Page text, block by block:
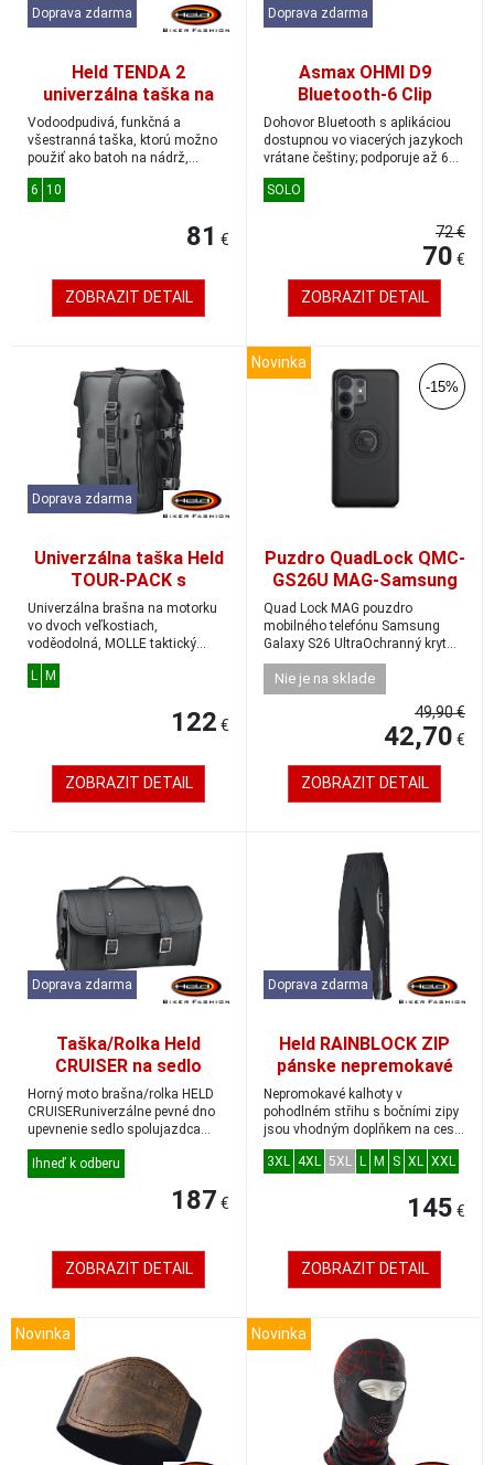
Doprava zdarma
Held TENDA 2
univerzálna taška na
nádrž/zadná taška s
popruhmi (10 l)
Vodoodpudivá, funkčná a
všestranná taška, ktorú možno
použiť ako batoh na nádrž,
zadnú sedlovú tašku...
6 10
81 €
ZOBRAZIT DETAIL
Doprava zdarma
Asmax OHMI D9
Bluetooth-6 Clip
motorkársky interkom
Dohovor Bluetooth s aplikáciou
dostupnou vo viacerých jazykoch
vrátane češtiny; podporuje až 6
použí...
SOLO
72 €
70 €
ZOBRAZIT DETAIL
Doprava zdarma
Univerzálna taška Held
TOUR-PACK s
taktickým upevňovacím
systémom MOLLE
veľkosť M (6-15 l)
Univerzálna brašna na motorku
vo dvoch veľkostiach,
voděodolná, MOLLE taktický
systém pre uchycení: ...
L
M
122 €
ZOBRAZIT DETAIL
Novinka
-15%
Puzdro QuadLock QMC-
GS26U MAG-Samsung
Galaxy S26 Ultra
Quad Lock MAG pouzdro
mobilného telefónu Samsung
Galaxy S26 UltraOchranný kryt
pre telefón, ktorý ko...
Nie je na sklade
49,90 €
42,70 €
ZOBRAZIT DETAIL
Doprava zdarma
Taška/Rolka Held
CRUISER na sedlo
spolujazdca alebo tašku
Held 4850, 14L
Horný moto brašna/rolka HELD
CRUISERuniverzálne pevné dno
upevnenie sedlo spolujazdca
alebo na tašku...
Ihneď k odberu
187 €
ZOBRAZIT DETAIL
Doprava zdarma
Held RAINBLOCK ZIP
pánske nepremokavé
nohavice čierne
Nepromokavé kalhoty v
pohodlném střihu s bočními zipy
jsou vhodným doplňkem na cesty
díky minimálním...
3XL 4XL 5XL L M S XL XXL
145 €
ZOBRAZIT DETAIL
Novinka Novinka